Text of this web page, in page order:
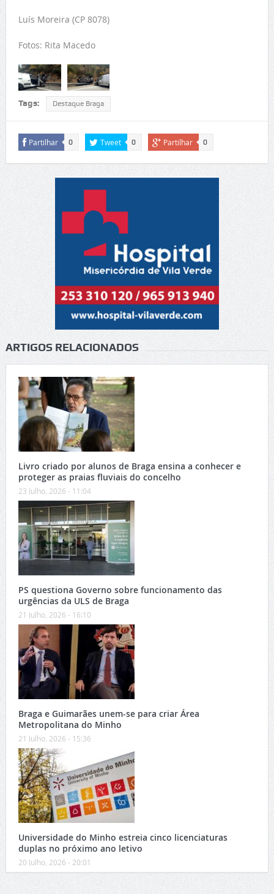
Luís Moreira (CP 8078)
Fotos: Rita Macedo
Tags: Destaque Braga
Partilhar 0 Tweet 0 Partilhar 0
ARTIGOS RELACIONADOS
Livro criado por alunos de Braga ensina a conhecer e
proteger as praias fluviais do concelho
23 Julho, 2026 - 11:04
PS questiona Governo sobre funcionamento das
urgências da ULS de Braga
21 Julho, 2026 - 16:10
Braga e Guimarães unem-se para criar Área
Metropolitana do Minho
21 Julho, 2026 - 15:36
Universidade do Minho estreia cinco licenciaturas
duplas no próximo ano letivo
20 Julho, 2026 - 20:01